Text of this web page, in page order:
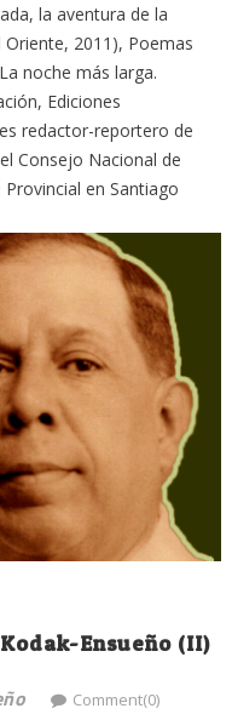
la aventura de la
2011), Poemas
noche más larga.
Ediciones
redactor-reportero de
Consejo Nacional de
en Santiago
Ensueño (II)
Comment(0)